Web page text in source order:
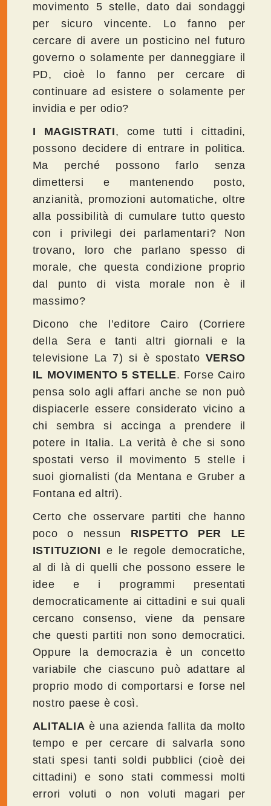
movimento 5 stelle, dato dai sondaggi
per sicuro vincente. Lo fanno per
cercare di avere un posticino nel futuro
governo o solamente per danneggiare il
PD, cioè lo fanno per cercare di
continuare ad esistere o solamente per
invidia e per odio?
I MAGISTRATI, come tutti i cittadini,
possono decidere di entrare in politica.
Ma perché possono farlo senza
dimettersi e mantenendo posto,
anzianità, promozioni automatiche, oltre
alla possibilità di cumulare tutto questo
con i privilegi dei parlamentari? Non
trovano, loro che parlano spesso di
morale, che questa condizione proprio
dal punto di vista morale non è il
massimo?
Dicono che l’editore Cairo (Corriere
della Sera e tanti altri giornali e la
televisione La 7) si è spostato VERSO
IL MOVIMENTO 5 STELLE. Forse Cairo
pensa solo agli affari anche se non può
dispiacerle essere considerato vicino a
chi sembra si accinga a prendere il
potere in Italia. La verità è che si sono
spostati verso il movimento 5 stelle i
suoi giornalisti (da Mentana e Gruber a
Fontana ed altri).
Certo che osservare partiti che hanno
poco o nessun RISPETTO PER LE
ISTITUZIONI e le regole democratiche,
al di là di quelli che possono essere le
idee e i programmi presentati
democraticamente ai cittadini e sui quali
cercano consenso, viene da pensare
che questi partiti non sono democratici.
Oppure la democrazia è un concetto
variabile che ciascuno può adattare al
proprio modo di comportarsi e forse nel
nostro paese è così.
ALITALIA è una azienda fallita da molto
tempo e per cercare di salvarla sono
stati spesi tanti soldi pubblici (cioè dei
cittadini) e sono stati commessi molti
errori voluti o non voluti magari per